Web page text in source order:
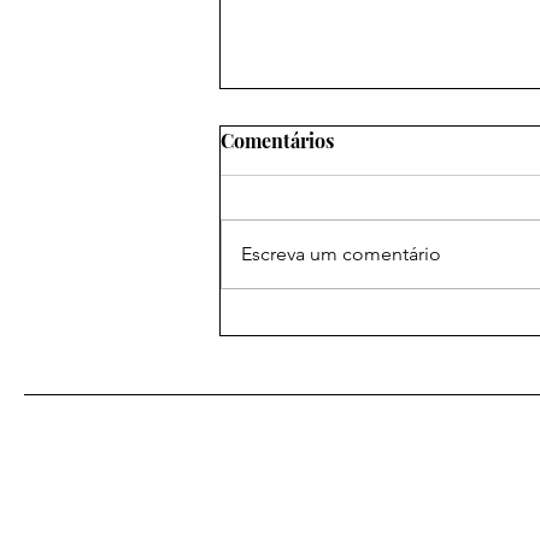
Comentários
Escreva um comentário